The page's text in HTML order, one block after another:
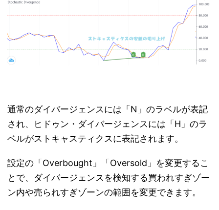
通常のダイバージェンスには「N」のラベルが表記
され、ヒドゥン・ダイバージェンスには「H」のラ
ベルがストキャスティクスに表記されます。
設定の「Overbought」「Oversold」を変更するこ
とで、ダイバージェンスを検知する買われすぎゾー
ン内や売られすぎゾーンの範囲を変更できます。